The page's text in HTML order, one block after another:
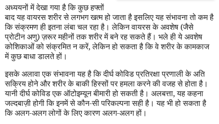
अध्ययनों में देखा गया है कि कुछ हफ्तों
बाद यह वायरस शरीर से लगभग खत्म हो जाता है इसलिए यह संभावना तो कम है
कि संक्रमण ही इतना लंबा चल रहा है। लेकिन वायरस के अवशेष (जैसे
प्रोटीन अणु) ज़रूर महीनों तक शरीर में बने रह सकते हैं। भले ही ये अवशेष
कोशिकाओं को संक्रमित न करें,लेकिन हो सकता है कि वे शरीर के कामकाज
में कुछ बाधा डालते हों।
इसके अलावा एक संभावना यह है कि दीर्घ कोविड प्रतिरक्षा प्रणाली के अति
सक्रिय होने और शरीर के बाकी हिस्सों पर हमला करने की वजह से होता है।
यानी दीर्घ कोविड एक ऑटोइम्यून बीमारी हो सकती है। अलबत्ता,यह कहना
जल्दबाज़ी होगी कि इनमें से कौन-सी परिकल्पना सही है। यह भी हो सकता है
कि अलग-अलग लोगों के लिए कारण अलग-अलग हों।